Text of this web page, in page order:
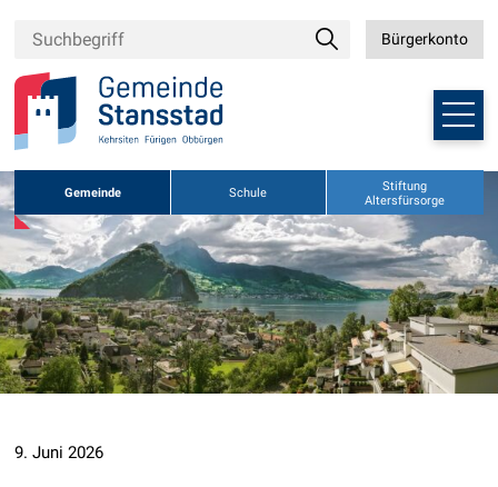
Navigieren in Stansstad
Suche
Suchbegriff
Suche startenBürgerkonto
Bürgerkonto
Weitere Auftritte der Gemeinde
Gemeinde Schule
Stiftung
Altersfürsorge
9. Juni 2026